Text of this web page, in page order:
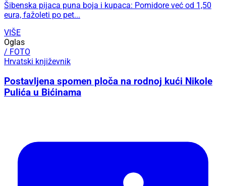
Šibenska pijaca puna boja i kupaca: Pomidore već od 1,50
eura, fažoleti po pet...
VIŠE
Oglas
/ FOTO
Hrvatski književnik
Postavljena spomen ploča na rodnoj kući Nikole
Pulića u Bićinama